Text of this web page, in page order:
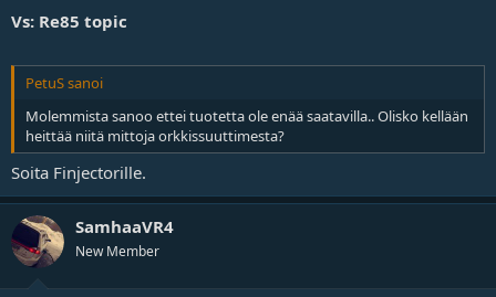
Vs: Re85 topic
PetuS sanoi
Molemmista sanoo ettei tuotetta ole enää saatavilla.. Olisko kellään
heittää niitä mittoja orkkissuuttimesta?
Soita Finjectorille.
SamhaaVR4
New Member